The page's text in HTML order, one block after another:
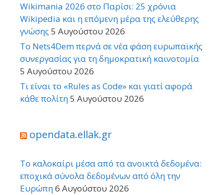
Wikimania 2026 στο Παρίσι: 25 χρόνια
Wikipedia και η επόμενη μέρα της ελεύθερης
γνώσης 5 Αυγούστου 2026
Το Nets4Dem περνά σε νέα φάση ευρωπαϊκής
συνεργασίας για τη δημοκρατική καινοτομία
5 Αυγούστου 2026
Τι είναι το «Rules as Code» και γιατί αφορά
κάθε πολίτη5 Αυγούστου 2026
opendata.ellak.gr
Το καλοκαίρι μέσα από τα ανοικτά δεδομένα:
εποχικά σύνολα δεδομένων από όλη την
Ευρώπη6 Αυγούστου 2026